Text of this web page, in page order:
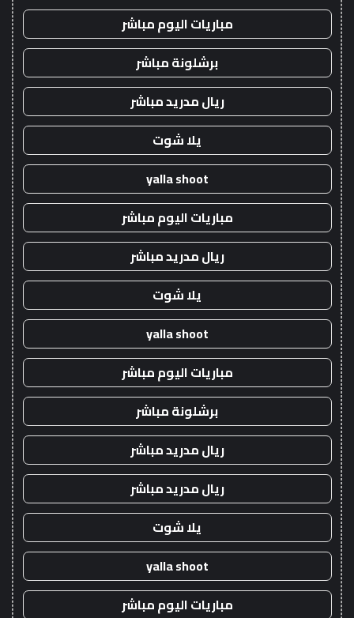
مباريات اليوم مباشر
برشلونة مباشر
ريال مدريد مباشر
يلا شوت
yalla shoot
مباريات اليوم مباشر
ريال مدريد مباشر
يلا شوت
yalla shoot
مباريات اليوم مباشر
برشلونة مباشر
ريال مدريد مباشر
ريال مدريد مباشر
يلا شوت
yalla shoot
مباريات اليوم مباشر